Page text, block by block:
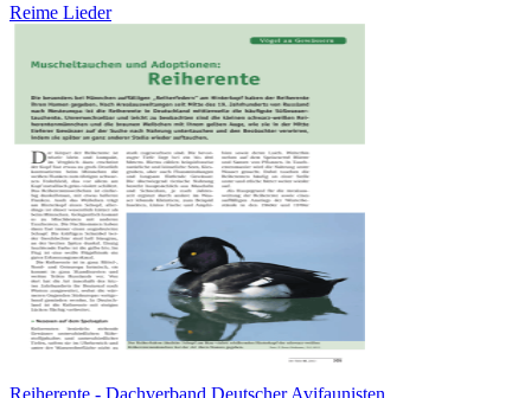
Reime Lieder
Reiherente - Dachverband Deutscher Avifaunisten